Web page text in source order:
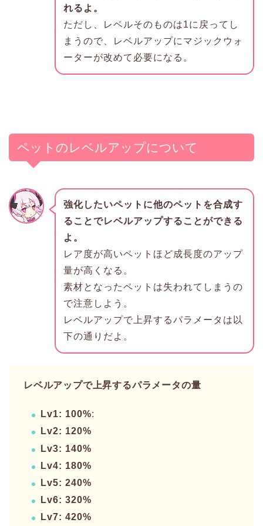
れるよ。
ただし、レベルそのものは1に戻ってし
まうので、レベルアップにマジックウォ
ーターが改めて必要になる。
ペットのレベルアップについて
強化したいペットに他のペットを合成す
ることでレベルアップすることができる
よ。
レア度が高いペットほど成長度のアップ
量が高くなる。
素材となったペットは失われてしまうの
で注意しよう。
レベルアップで上昇するパラメータは以
下の通りだよ。
レベルアップで上昇するパラメータの量
Lv1: 100%:
Lv2: 120%
Lv3: 140%
Lv4: 180%
Lv5: 240%
Lv6: 320%
Lv7: 420%